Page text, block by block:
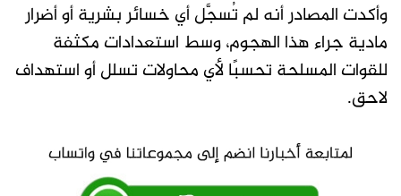
وأكدت المصادر أنه لم تُسجَّل أي خسائر بشرية أو أضرار
مادية جراء هذا الهجوم، وسط استعدادات مكثفة
للقوات المسلحة تحسبًا لأي محاولات تسلل أو استهداف
لاحق.